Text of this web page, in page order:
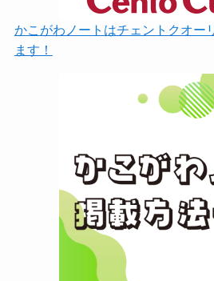
かこがわノートはチェントクオー
ます！